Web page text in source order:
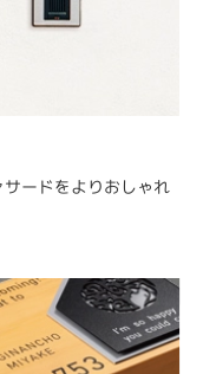
サードをよりおしゃれ